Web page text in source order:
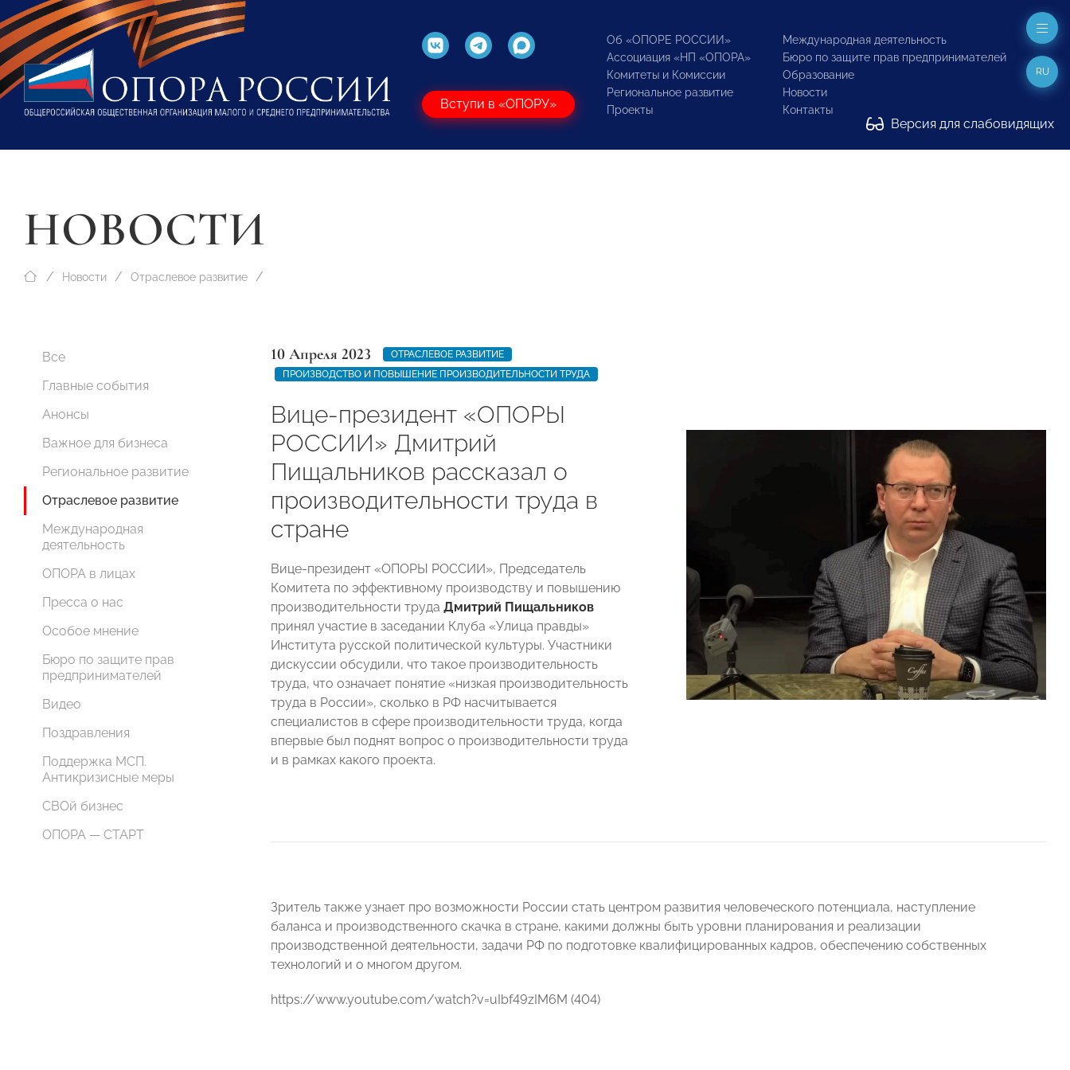
Вступи в «ОПОРУ»
Об «ОПОРЕ РОССИИ»
Ассоциация «НП «ОПОРА»
Комитеты и Комиссии
Региональное развитие
Проекты
Международная деятельность
Бюро по защите прав предпринимателей
Образование
Новости
Контакты
Версия для слабовидящих
RU
НОВОСТИ
Новости Отраслевое развитие
Все
Главные события
Анонсы
Важное для бизнеса
Региональное развитие
Отраслевое развитие
Международная
деятельность
ОПОРА в лицах
Пресса о нас
Особое мнение
Бюро по защите прав
предпринимателей
Видео
Поздравления
Поддержка МСП.
Антикризисные меры
СВОй бизнес
ОПОРА — СТАРТ
10 Апреля 2023
ОТРАСЛЕВОЕ РАЗВИТИЕ
ПРОИЗВОДСТВО И ПОВЫШЕНИЕ ПРОИЗВОДИТЕЛЬНОСТИ ТРУДА
Вице-президент «ОПОРЫ
РОССИИ» Дмитрий
Пищальников рассказал о
производительности труда в
стране
Вице-президент «ОПОРЫ РОССИИ», Председатель
Комитета по эффективному производству и повышению
производительности труда Дмитрий Пищальников
принял участие в заседании Клуба «Улица правды»
Института русской политической культуры. Участники
дискуссии обсудили, что такое производительность
труда, что означает понятие «низкая производительность
труда в России», сколько в РФ насчитывается
специалистов в сфере производительности труда, когда
впервые был поднят вопрос о производительности труда
и в рамках какого проекта.
Зритель также узнает про возможности России стать центром развития человеческого потенциала, наступление
баланса и производственного скачка в стране, какими должны быть уровни планирования и реализации
производственной деятельности, задачи РФ по подготовке квалифицированных кадров, обеспечению собственных
технологий и о многом другом.
https://www.youtube.com/watch?v=uIbf49zIM6M (404)